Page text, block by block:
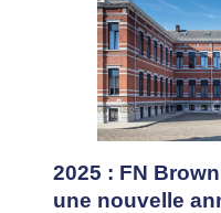
2025 : FN
une nouvelle